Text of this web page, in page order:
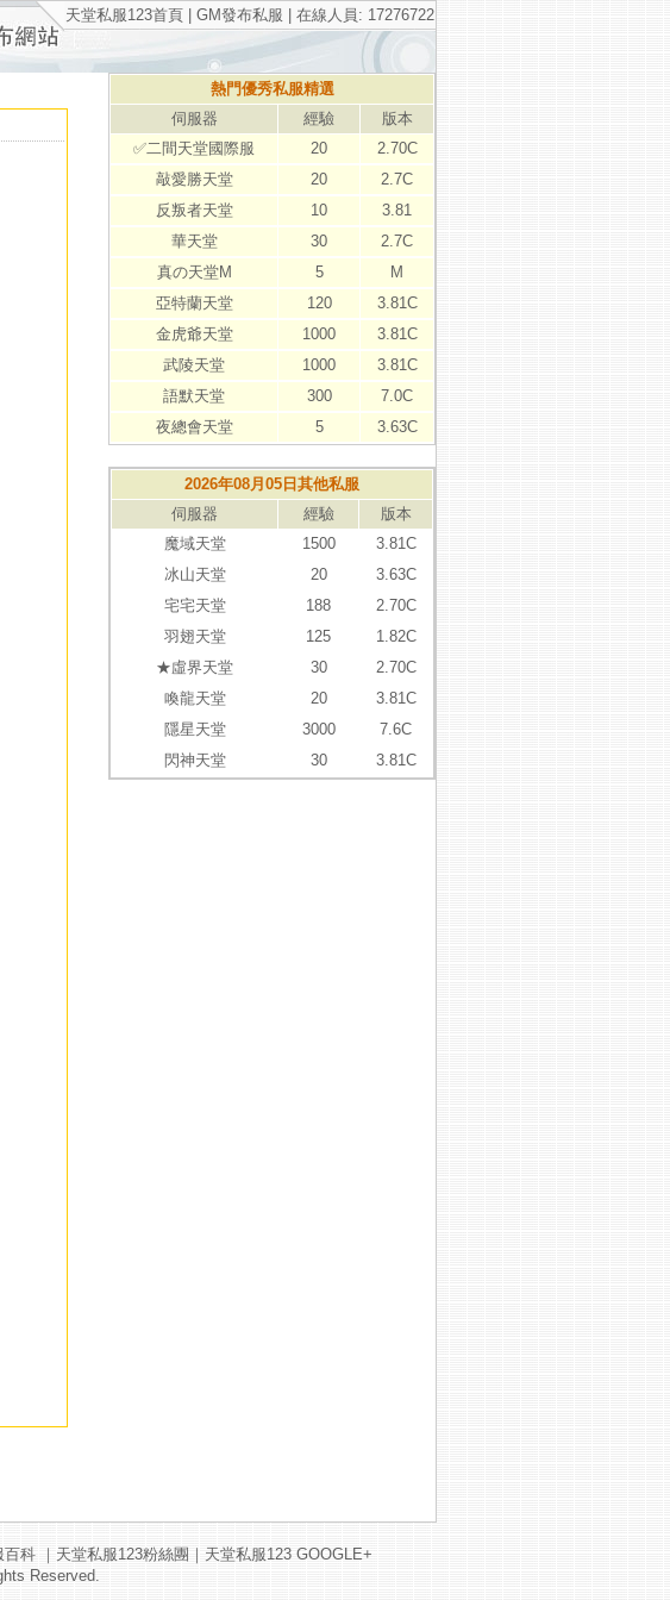
天堂私服123首頁 GM發布私服 | 在線人員: 17276722
熱門優秀私服精選
伺服器
經驗
版本
✅二間天堂國際服
20
2.70C
敲愛勝天堂
20
2.7C
反叛者天堂
10
3.81
華天堂
30
2.7C
真の天堂M
5
M
亞特蘭天堂
120
3.81C
金虎爺天堂
1000
3.81C
武陵天堂
1000
3.81C
語默天堂
300
7.0C
夜總會天堂
5 3.63C
2026年08月05日其他私服
伺服器
經驗
版本
魔域天堂
1500
3.81C
冰山天堂
20
3.63C
宅宅天堂
188
2.70C
羽翅天堂
125
1.82C
★虛界天堂
30
2.70C
喚龍天堂
20
3.81C
隱星天堂
3000
7.6C
閃神天堂
30 3.81C
百科｜ 天堂私服123粉絲團 ｜ 天堂私服123 GOOGLE+
Reserved.